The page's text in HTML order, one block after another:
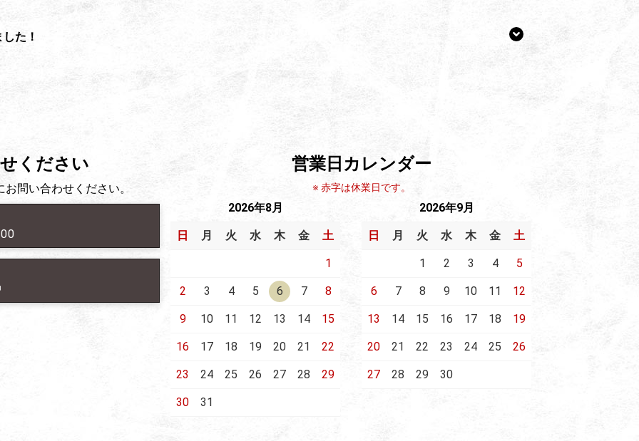
た！
ください
お問い合わせください。
営業日カレンダー
※ 赤字は休業日です。
2026年8月
日 月 火 水 木 金 土
1
2 3 4 5 6 7 8
9 10 11 12 13 14 15
16 17 18 19 20 21 22
23 24 25 26 27 28 29
30 31
2026年9月
日 月 火 水 木 金 土
1 2 3 4 5
6 7 8 9 10 11 12
13 14 15 16 17 18 19
20 21 22 23 24 25 26
27 28 29 30